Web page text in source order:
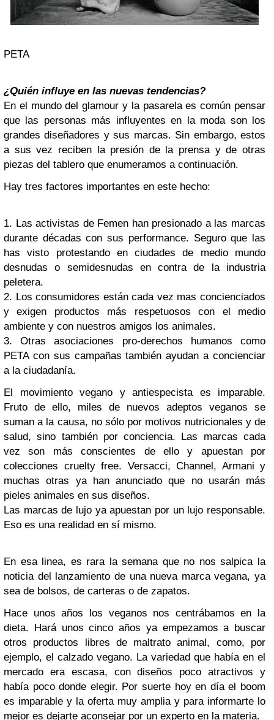
PETA
¿Quién influye en las nuevas tendencias?
En el mundo del glamour y la pasarela es común pensar
que las personas más influyentes en la moda son los
grandes diseñadores y sus marcas. Sin embargo, estos
a sus vez reciben la presión de la prensa y de otras
piezas del tablero que enumeramos a continuación.
Hay tres factores importantes en este hecho:
1. Las activistas de Femen han presionado a las marcas
durante décadas con sus performance. Seguro que las
has visto protestando en ciudades de medio mundo
desnudas o semidesnudas en contra de la industria
peletera.
2. Los consumidores están cada vez mas concienciados
y exigen productos más respetuosos con el medio
ambiente y con nuestros amigos los animales.
3. Otras asociaciones pro-derechos humanos como
PETA con sus campañas también ayudan a concienciar
a la ciudadanía.
El movimiento vegano y antiespecista es imparable.
Fruto de ello, miles de nuevos adeptos veganos se
suman a la causa, no sólo por motivos nutricionales y de
salud, sino también por conciencia. Las marcas cada
vez son más conscientes de ello y apuestan por
colecciones cruelty free. Versacci, Channel, Armani y
muchas otras ya han anunciado que no usarán más
pieles animales en sus diseños.
Las marcas de lujo ya apuestan por un lujo responsable.
Eso es una realidad en sí mismo.
En esa linea, es rara la semana que no nos salpica la
noticiadel lanzamiento de una nueva marca vegana, ya
sea de bolsos, de carteras o de zapatos.
Hace unos años los veganos nos centrábamos en la
dieta. Hará unos cinco años ya empezamos a buscar
otros productos libres de maltrato animal, como, por
ejemplo, el calzado vegano. La variedad que había en el
mercado era escasa, con diseños poco atractivos y
había poco donde elegir. Por suerte hoy en día el boom
es imparable y la oferta muy amplia y para informarte lo
mejor es dejarte aconsejar por un experto en la materia.